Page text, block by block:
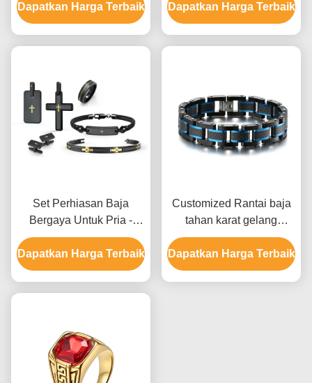
pria dengan beberapa
permukaan akhir dan
Dapatkan Harga Terbaik
Cincin
Dapatkan Harga Terbaik
Set Perhiasan Baja
Bergaya Untuk Pria -
Cincin Perkawinan dan
Gelang dengan Kemasan
Khusus
Dapatkan Harga Terbaik
Customized Rantai baja
tahan karat gelang
Perhiasan Pria Carbon
Fiber gelang
Dapatkan Harga Terbaik